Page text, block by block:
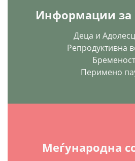
Информации за
Деца и
Репродуктивна
Бременост
Перимено
Меѓународна